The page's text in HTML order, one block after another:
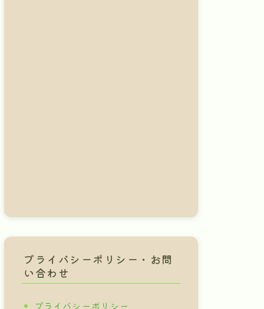
プライバシーポリシー・お問
い合わせ
プライバシーポリシー